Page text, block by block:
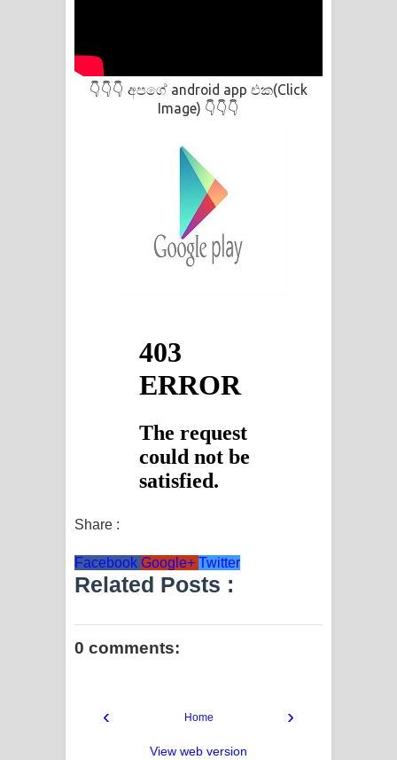
👇👇👇 අපගේ android app එක(Click
Image) 👇👇👇
Share :
Facebook Google+ Twitter
Related Posts :
0 comments:
‹ ›
Home
View web version